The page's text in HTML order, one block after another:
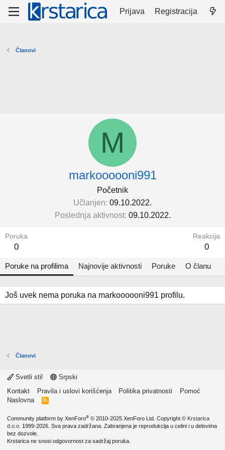
Prijava Registracija
Članovi
M
markoooooni991
Početnik
Učlanjen 09.10.2022.
Poslednja aktivnost 09.10.2022.
Poruka
0
Reakcija
0
Poruke na profilima Najnovije aktivnosti Poruke O članu
Još uvek nema poruka na markoooooni991 profilu.
Članovi
Svetli stil
Srpski
Kontakt
Pravila i uslovi korišćenja Politika privatnosti
Pomoć
Naslovna
R
Community platform by XenForo® © 2010-2025 XenForo Ltd. Copyright © Krstarica
d.o.o. 1999-2026. Sva prava zadržana. Zabranjena je reprodukcija u celini i u delovima
bez dozvole.
Krstarica ne snosi odgovornost za sadržaj poruka.